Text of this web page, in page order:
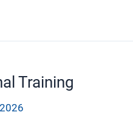
Training